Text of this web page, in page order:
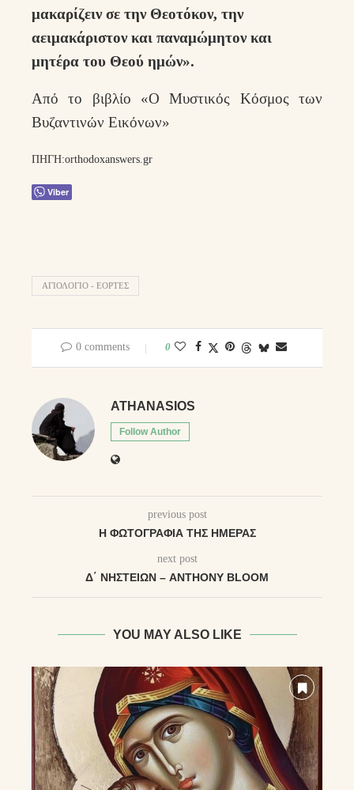
μακαρίζειν σε την Θεοτόκον, την
αειμακάριστον και παναμώμητον και
μητέρα του Θεού ημών».
Από το βιβλίο «Ο Μυστικός Κόσμος των
Βυζαντινών Εικόνων»
ΠΗΓΗ:orthodoxanswers.gr
Viber
ΑΓΙΟΛΌΓΙΟ - ΕΟΡΤΈΣ
0 comments 0
ATHANASIOS
Follow Author
previous post
Η ΦΩΤΟΓΡΑΦΊΑ ΤΗΣ ΗΜΈΡΑΣ
next post
Δ΄ ΝΗΣΤΕΙΏΝ – ANTHONY BLOOM
YOU MAY ALSO LIKE